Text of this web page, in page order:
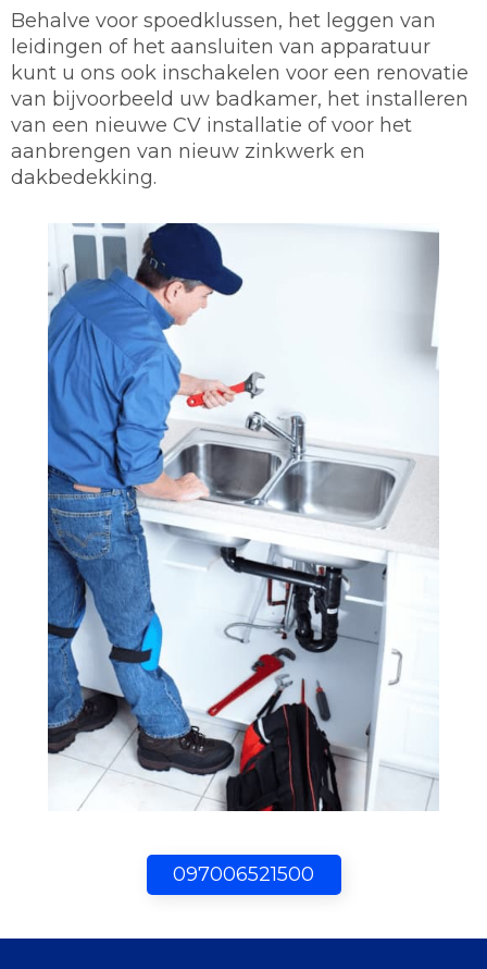
097006521500
Behalve voor spoedklussen, het leggen van
leidingen of het aansluiten van apparatuur
kunt u ons ook inschakelen voor een renovatie
van bijvoorbeeld uw badkamer, het installeren
van een nieuwe CV installatie of voor het
aanbrengen van nieuw zinkwerk en
dakbedekking.